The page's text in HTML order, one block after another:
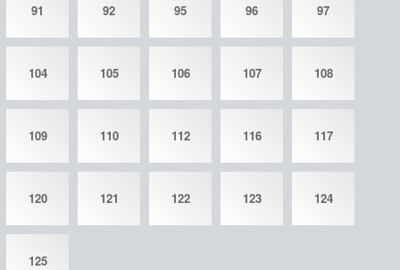
91 92 95 96 97
104 105 106 107 108
109 110 112 116 117
120 121 122 123 124
125